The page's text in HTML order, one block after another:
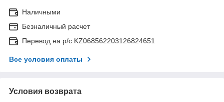
Наличными
Безналичный расчет
Перевод на р/с KZ068562203126824651
Все условия оплаты
Условия возврата